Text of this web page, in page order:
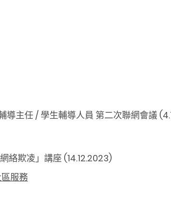
主任 / 學生輔導人員 第二次聯網會議
絡欺凌」講座 (14.12.2023)
服務